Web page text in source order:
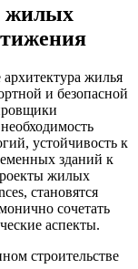
жилых
жилья
и безопасной
устойчивость к
зданий к
жилых
становятся
сочетать
аспекты.
строительстве